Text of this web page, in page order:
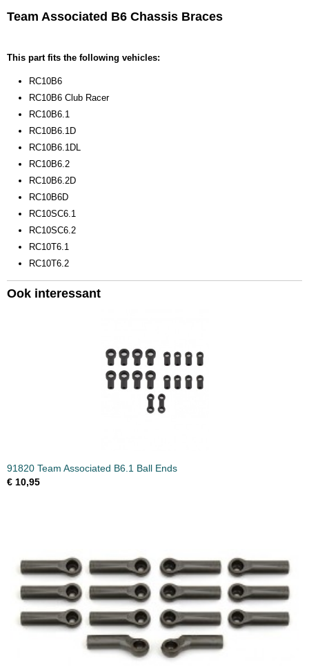
EAN code
91709
0,15 Kg
Team Associated B6 Chassis Braces
This part fits the following vehicles:
RC10B6
RC10B6 Club Racer
RC10B6.1
RC10B6.1D
RC10B6.1DL
RC10B6.2
RC10B6.2D
RC10B6D
RC10SC6.1
RC10SC6.2
RC10T6.1
RC10T6.2
Ook interessant
91820 Team Associated B6.1 Ball Ends
€ 10,95